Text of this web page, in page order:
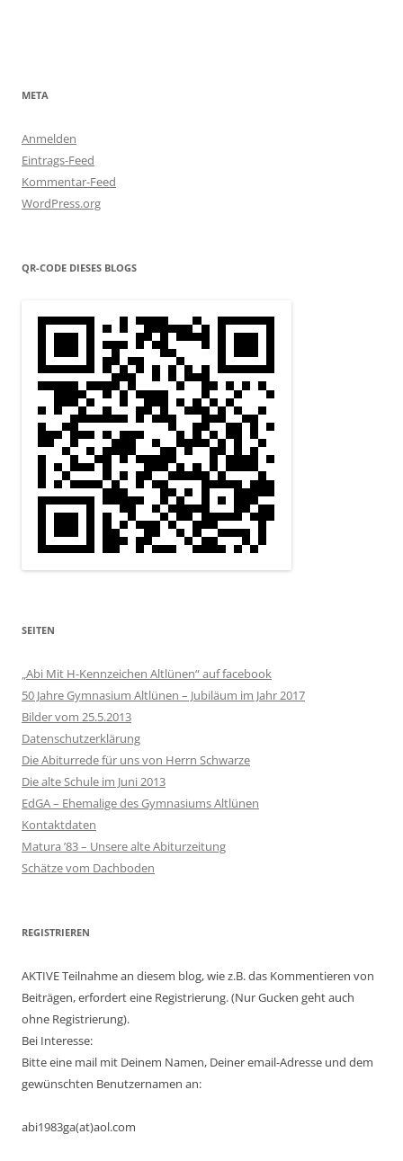
META
Anmelden
Eintrags-Feed
Kommentar-Feed
WordPress.org
QR-CODE DIESES BLOGS
SEITEN
„Abi Mit H-Kennzeichen Altlünen“ auf facebook
50 Jahre Gymnasium Altlünen – Jubiläum im Jahr 2017
Bilder vom 25.5.2013
Datenschutzerklärung
Die Abiturrede für uns von Herrn Schwarze
Die alte Schule im Juni 2013
EdGA – Ehemalige des Gymnasiums Altlünen
Kontaktdaten
Matura ’83 – Unsere alte Abiturzeitung
Schätze vom Dachboden
REGISTRIEREN
AKTIVE Teilnahme an diesem blog, wie z.B. das Kommentieren von
Beiträgen, erfordert eine Registrierung. (Nur Gucken geht auch
ohne Registrierung).
Bei Interesse:
Bitte eine mail mit Deinem Namen, Deiner email-Adresse und dem
gewünschten Benutzernamen an:
abi1983ga(at)aol.com